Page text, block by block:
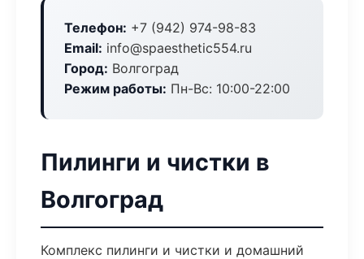
Телефон: +7 (942) 974-98-83
Email: info@spaesthetic554.ru
Город: Волгоград
Режим работы: Пн-Вс: 10:00-22:00
Пилинги и чистки в
Волгоград
Комплекс пилинги и чистки и домашний